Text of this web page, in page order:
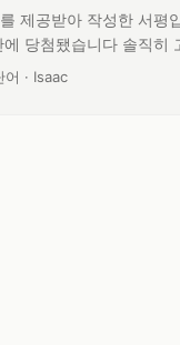
제공받아 작성한 서평
당첨됐습니다 솔직
과 전자책 대부분이
:
어 · 글쓴이:
Isaac